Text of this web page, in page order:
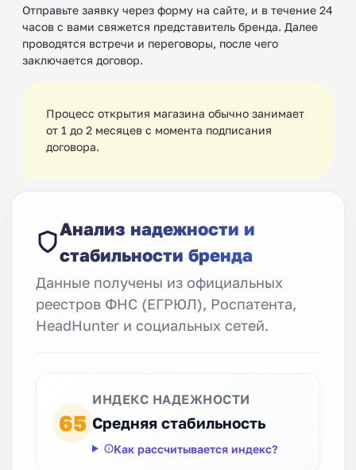
Отправьте заявку через форму на сайте, и в течение 24
часов с вами свяжется представитель бренда. Далее
проводятся встречи и переговоры, после чего
заключается договор.
Процесс открытия магазина обычно занимает
от 1 до 2 месяцев с момента подписания
договора.
Анализ надежности и
стабильности бренда
Данные получены из официальных
реестров ФНС (ЕГРЮЛ), Роспатента,
HeadHunter и социальных сетей.
65
ИНДЕКС НАДЕЖНОСТИ
Средняя стабильность
Как рассчитывается индекс?